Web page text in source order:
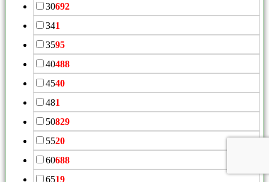
30692
341
3595
40488
4540
481
50829
5520
60688
6519